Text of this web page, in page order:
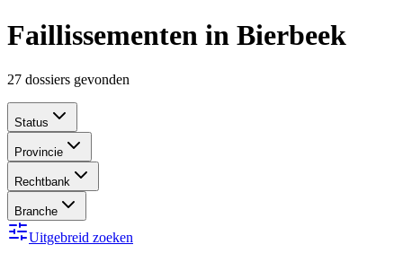
Faillissementen in Bierbeek
27 dossiers gevonden
Status
Provincie
Rechtbank
Branche
Uitgebreid zoeken